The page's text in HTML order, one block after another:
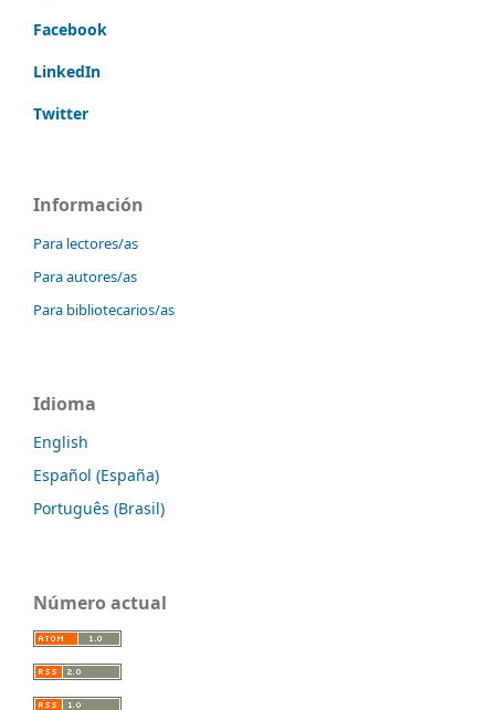
Facebook
LinkedIn
Twitter
Información
Para lectores/as
Para autores/as
Para bibliotecarios/as
Idioma
English
Español (España)
Português (Brasil)
Número actual